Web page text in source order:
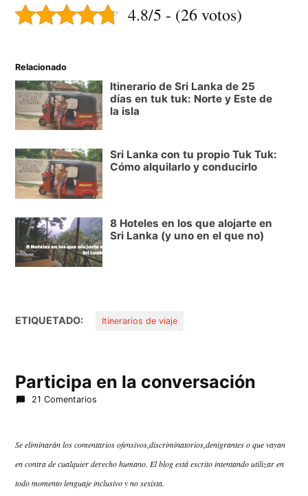
4.8/5 - (26 votos)
Relacionado
Itinerario de Sri Lanka de 25
días en tuk tuk: Norte y Este de
la isla
Sri Lanka con tu propio Tuk Tuk:
Cómo alquilarlo y conducirlo
8 Hoteles en los que alojarte en
Sri Lanka (y uno en el que no)
ETIQUETADO: Itinerarios de viaje
Participa en la conversación
21 Comentarios